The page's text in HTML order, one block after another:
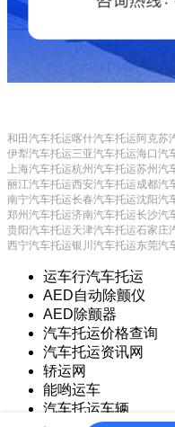
和田汽车托运喀什汽车托运阿克苏
伊犁汽车托运三亚汽车托运海口汽
上海汽车托运杭州汽车托运苏州汽
丽江汽车托运西安汽车托运成都汽
南宁汽车托运长春汽车托运沈阳汽
郑州汽车托运济南汽车托运长沙汽
贵阳汽车托运天津汽车托运石家庄
西宁汽车托运银川汽车托运东莞汽
运车行汽车托运
AED自动除颤仪
AED除颤器
汽车托运价格查询
汽车托运资讯网
轿运网
能哟运车
汽车托运车辆